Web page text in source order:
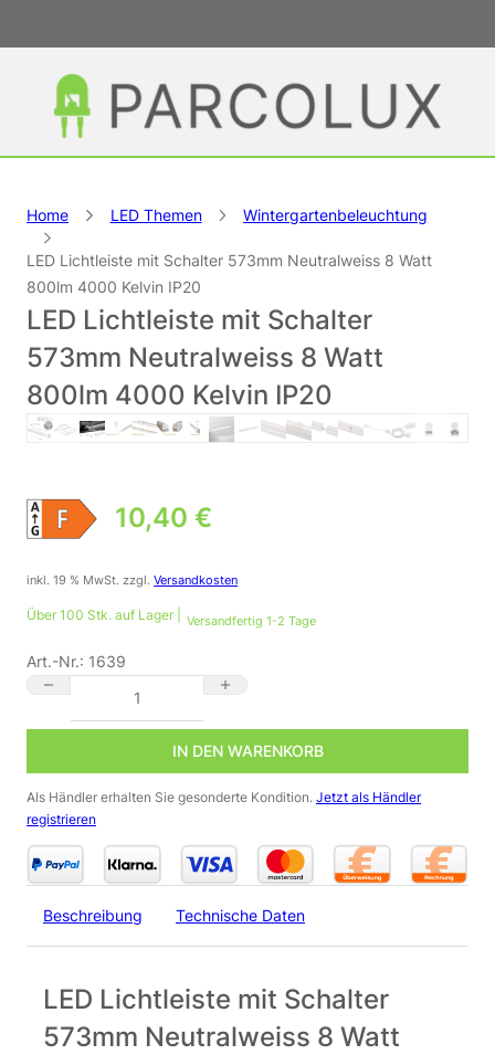
Home LED Themen Wintergartenbeleuchtung
LED Lichtleiste mit Schalter 573mm Neutralweiss 8 Watt
800lm 4000 Kelvin IP20
LED Lichtleiste mit Schalter
573mm Neutralweiss 8 Watt
800lm 4000 Kelvin IP20
10,40 €
inkl. 19 % MwSt. zzgl.Versandkosten
Über 100 Stk. auf Lager | Versandfertig 1-2 Tage
Art.-Nr.: 1639
LED Lichtleiste mit Schalter 573mm Neutralweiss 8 Watt 800lm
IN DEN WARENKORB
Als Händler erhalten Sie gesonderte Kondition. Jetzt als Händler
registrieren
Beschreibung Technische Daten
LED Lichtleiste mit Schalter
573mm Neutralweiss 8 Watt